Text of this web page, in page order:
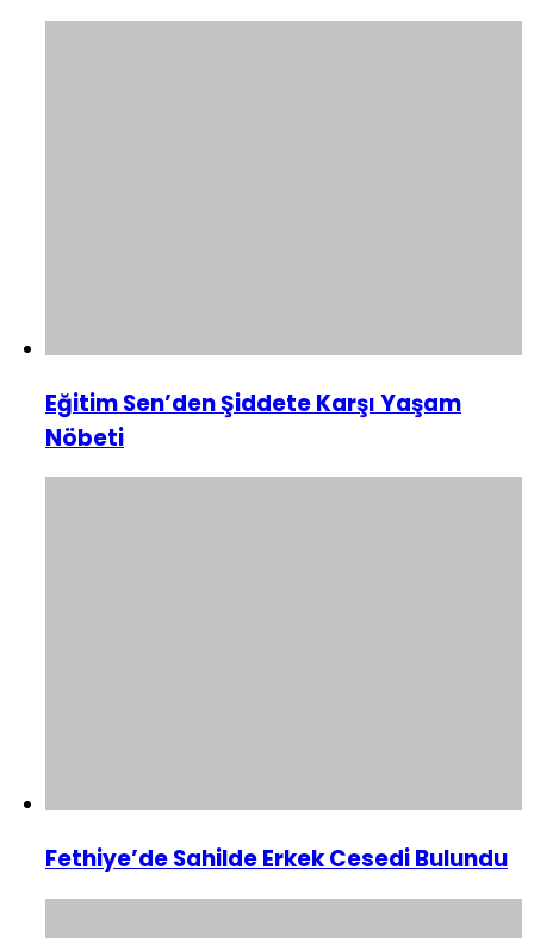
Eğitim Sen’den Şiddete Karşı Yaşam
Nöbeti
Fethiye’de Sahilde Erkek Cesedi Bulundu